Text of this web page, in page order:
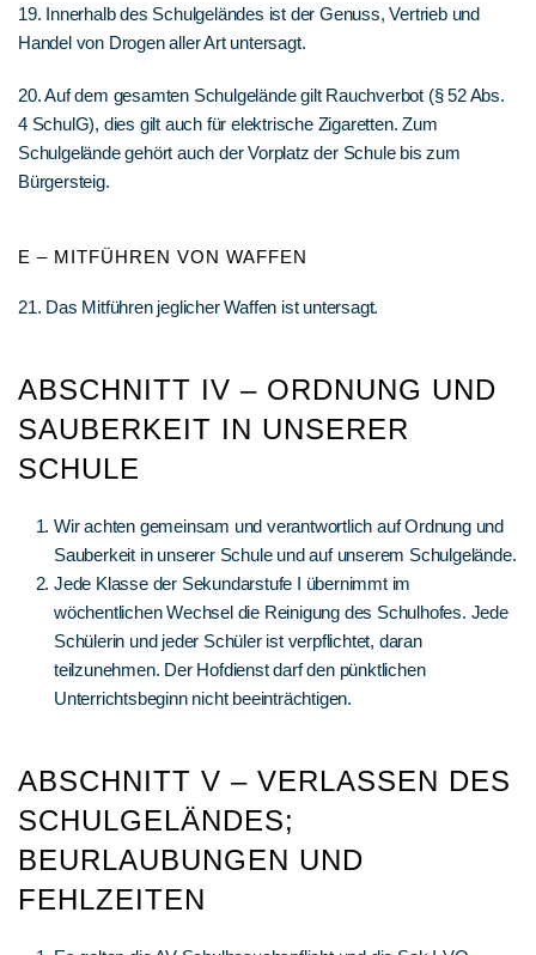
19. Innerhalb des Schulgeländes ist der Genuss, Vertrieb und
Handel von Drogen aller Art untersagt.
20. Auf dem gesamten Schulgelände gilt Rauchverbot (§ 52 Abs.
4 SchulG), dies gilt auch für elektrische Zigaretten. Zum
Schulgelände gehört auch der Vorplatz der Schule bis zum
Bürgersteig.
E – MITFÜHREN VON WAFFEN
21. Das Mitführen jeglicher Waffen ist untersagt.
ABSCHNITT IV – ORDNUNG UND
SAUBERKEIT IN UNSERER
SCHULE
Wir achten gemeinsam und verantwortlich auf Ordnung und
Sauberkeit in unserer Schule und auf unserem Schulgelände.
Jede Klasse der Sekundarstufe I übernimmt im
wöchentlichen Wechsel die Reinigung des Schulhofes. Jede
Schülerin und jeder Schüler ist verpflichtet, daran
teilzunehmen. Der Hofdienst darf den pünktlichen
Unterrichtsbeginn nicht beeinträchtigen.
ABSCHNITT V – VERLASSEN DES
SCHULGELÄNDES;
BEURLAUBUNGEN UND
FEHLZEITEN